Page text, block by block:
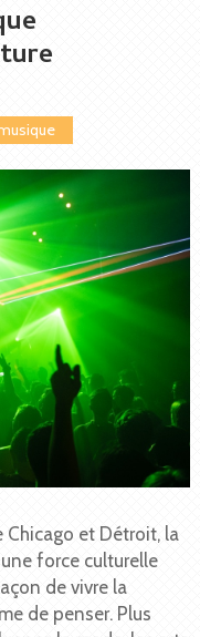
Chicago et Détroit, la
force culturelle
de vivre la
de penser. Plus